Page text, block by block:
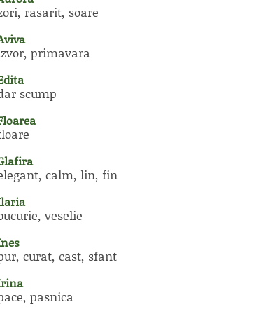
rasarit, soare
primavara
scump
calm, lin, fin
veselie
curat, cast, sfant
pasnica